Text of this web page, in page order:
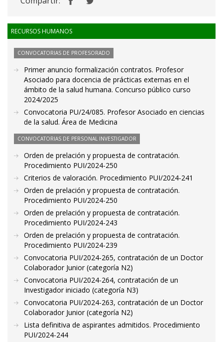
RECURSOS HUMANOS
CONVOCATORIAS DE PROFESORADO
Primer anuncio formalización contratos. Profesor
Asociado para docencia de prácticas externas en el
ámbito de la salud humana. Concurso público curso
2024/2025
Convocatoria PU/24/085. Profesor Asociado en ciencias
de la salud. Área de Medicina
CONVOCATORIAS DE PERSONAL INVESTIGADOR
Orden de prelación y propuesta de contratación.
Procedimiento PUI/2024-250
Criterios de valoración. Procedimiento PUI/2024-241
Orden de prelación y propuesta de contratación.
Procedimiento PUI/2024-250
Orden de prelación y propuesta de contratación.
Procedimiento PUI/2024-243
Orden de prelación y propuesta de contratación.
Procedimiento PUI/2024-239
Convocatoria PUI/2024-265, contratación de un Doctor
Colaborador Junior (categoría N2)
Convocatoria PUI/2024-264, contratación de un
Investigador iniciado (categoría N3)
Convocatoria PUI/2024-263, contratación de un Doctor
Colaborador Junior (categoría N2)
Lista definitiva de aspirantes admitidos. Procedimiento
PUI/2024-244